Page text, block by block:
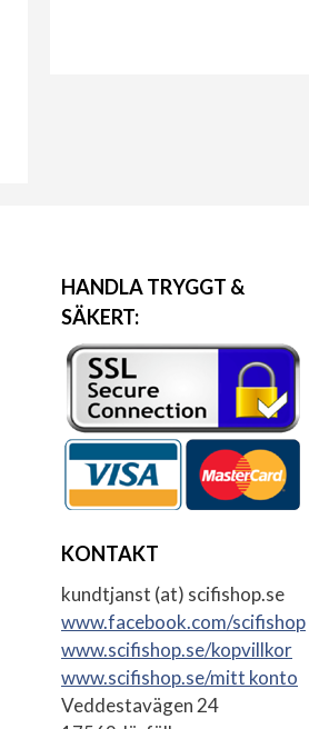
HANDLA TRYGGT &
SÄKERT:
KONTAKT
kundtjanst (at) scifishop.se
www.facebook.com/scifishop
www.scifishop.se/kopvillkor
www.scifishop.se/mitt konto
Veddestavägen 24